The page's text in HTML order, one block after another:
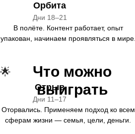
Орбита
Дни 18–21
В полёте. Контент работает, опыт
упакован, начинаем проявляться в мире.
🌟
Отрыв
Дни 11–17
Оторвались. Применяем подход ко всем
сферам жизни — семья, цели, деньги.
Что можно
выиграть